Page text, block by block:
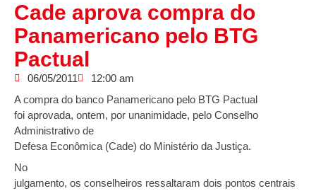
Cade aprova compra do
Panamericano pelo BTG
Pactual
06/05/2011
12:00 am
A compra do banco Panamericano pelo BTG Pactual
foi aprovada, ontem, por unanimidade, pelo Conselho
Administrativo de
Defesa Econômica (Cade) do Ministério da Justiça.
No
julgamento, os conselheiros ressaltaram dois pontos centrais